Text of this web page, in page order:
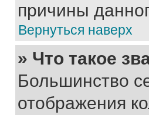
причины
Вернуться наверх
» Что такое
Большинство
отображения